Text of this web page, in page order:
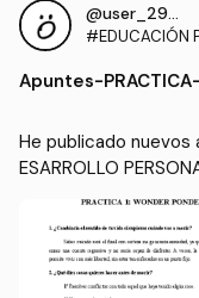
#EDUCACIÓN
SOCIAL Y
Apuntes-
He publicado nuevos
ESARROLLO
TICA-1-WONDER-